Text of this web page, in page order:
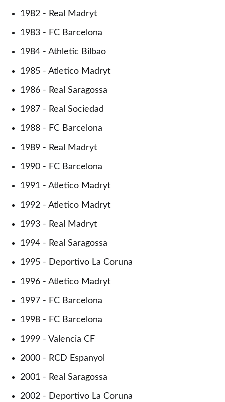
1982 - Real Madryt
1983 - FC Barcelona
1984 - Athletic Bilbao
1985 - Atletico Madryt
1986 - Real Saragossa
1987 - Real Sociedad
1988 - FC Barcelona
1989 - Real Madryt
1990 - FC Barcelona
1991 - Atletico Madryt
1992 - Atletico Madryt
1993 - Real Madryt
1994 - Real Saragossa
1995 - Deportivo La Coruna
1996 - Atletico Madryt
1997 - FC Barcelona
1998 - FC Barcelona
1999 - Valencia CF
2000 - RCD Espanyol
2001 - Real Saragossa
2002 - Deportivo La Coruna